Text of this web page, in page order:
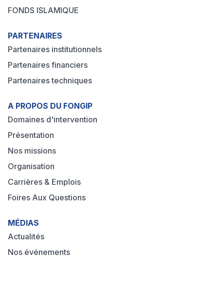
FONDS ISLAMIQUE
PARTENAIRES
Partenaires institutionnels
Partenaires financiers
Partenaires techniques
A PROPOS DU FONGIP
Domaines d'intervention
Présentation
Nos missions
Organisation
Carrières & Emplois
Foires Aux Questions
MÉDIAS
Actualités
Nos événements